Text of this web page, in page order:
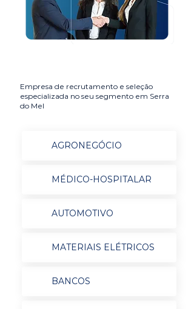
Empresa de recrutamento e seleção
especializada no seu segmento em Serra
do Mel
AGRONEGÓCIO
MÉDICO-HOSPITALAR
AUTOMOTIVO
MATERIAIS ELÉTRICOS
BANCOS